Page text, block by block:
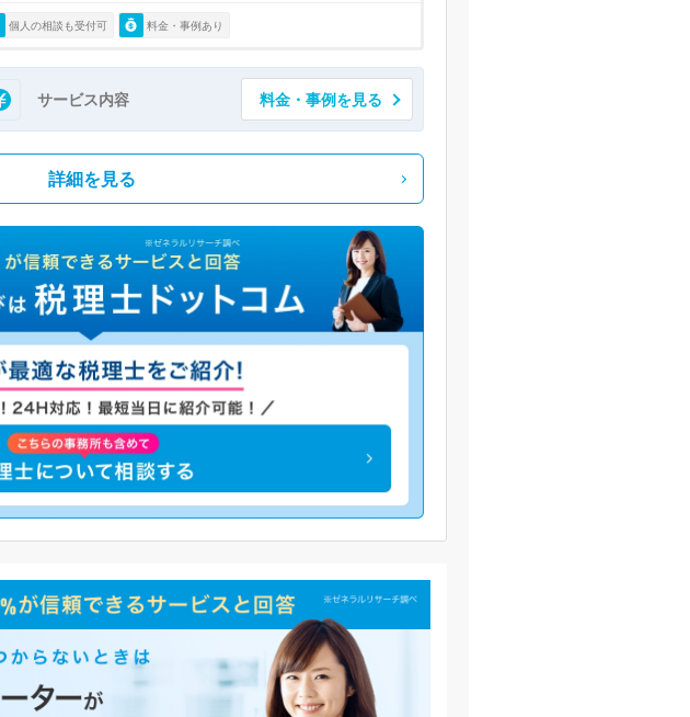
個人の相談も受付可 料金・事例あり
サービス内容 料金・事例を見る
詳細を見る